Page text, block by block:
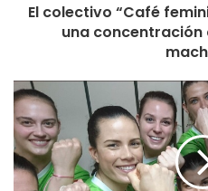
Al mismo, también han
de La Rioja, José Ignacio
de instituciones y colectivos
la violencia sobre la mujer.
El colectivo “Café
una